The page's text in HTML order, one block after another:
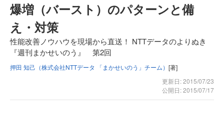
爆増（バースト）のパターンと備
え・対策
性能改善ノウハウを現場から直送！ NTTデータのよりぬき
『週刊まかせいのう』 第2回
押田 知己（株式会社NTTデータ 「まかせいのう」チーム） [著]
更新日: 2015/07/23
公開日: 2015/07/17